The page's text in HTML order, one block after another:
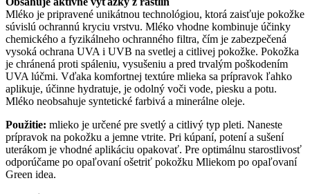
Mléko je pripravené unikátnou technológiou, ktorá zaisťuje pokožke
súvislú ochrannú kryciu vrstvu. Mléko vhodne kombinuje účinky
chemického a fyzikálneho ochranného filtra, čím je zabezpečená
vysoká ochrana UVA i UVB na svetlej a citlivej pokožke. Pokožka
je chránená proti spáleniu, vysušeniu a pred trvalým poškodením
UVA lúčmi. Vďaka komfortnej textúre mlieka sa prípravok ľahko
aplikuje, účinne hydratuje, je odolný voči vode, piesku a potu.
Mléko neobsahuje syntetické farbivá a minerálne oleje.
Použitie: mlieko je určené pre svetlý a citlivý typ pleti. Naneste
prípravok na pokožku a jemne vtrite. Pri kúpaní, potení a sušení
uterákom je vhodné aplikáciu opakovať. Pre optimálnu starostlivosť
odporúčame po opaľovaní ošetriť pokožku Mliekom po opaľovaní
Green idea.